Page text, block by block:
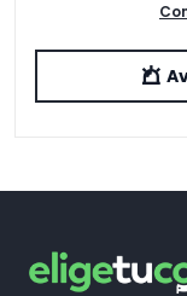
[6PA]eSIM
[88P]